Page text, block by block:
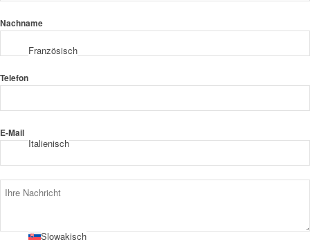
Französisch
Italienisch
Slowakisch
Nachname
Telefon
E-Mail